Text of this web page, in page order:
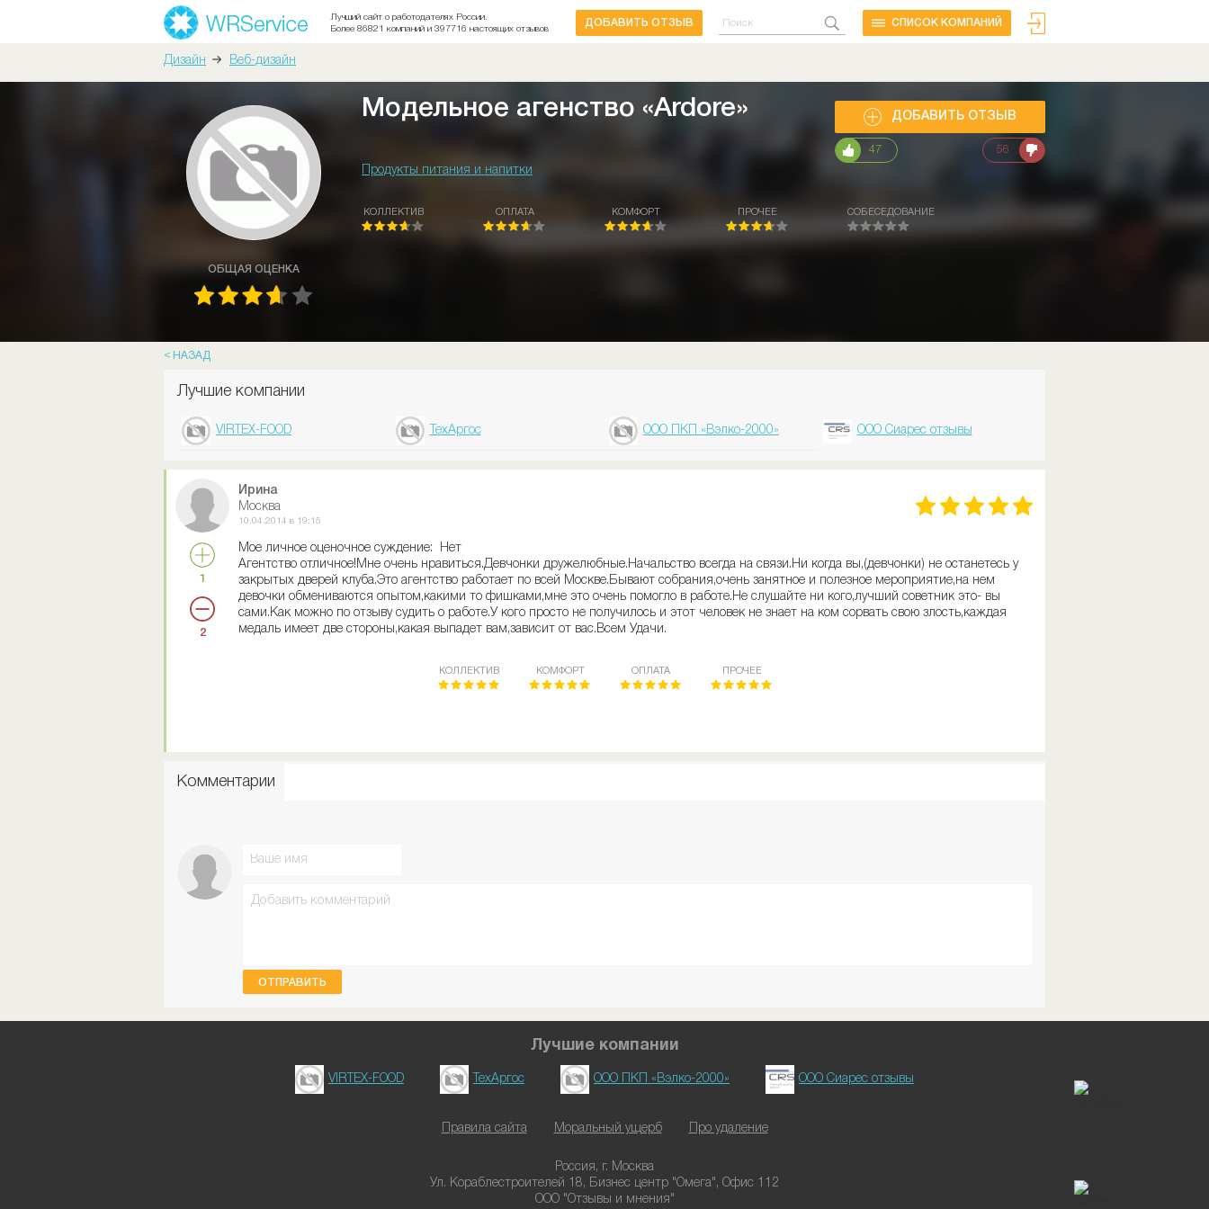
Лучший сайт о работодателях России.
Более 86821 компаний и 397716 настоящих отзывов
ДОБАВИТЬ ОТЗЫВ CПИСОК КОМПАНИЙ
Дизайн Веб-дизайн
ОБЩАЯ ОЦЕНКА
Модельное агенство «Ardore»
Продукты питания и напитки
ДОБАВИТЬ ОТЗЫВ
47 56
КОЛЛЕКТИВ ОПЛАТА КОМФОРТ ПРОЧЕЕ СОБЕСЕДОВАНИЕ
НАЗАД
Лучшие компании
VIRTEX-FOOD ТехАргос ООО ПКП «Вэлко-2000» ООО Сиарес отзывы
1
2
Ирина
Москва
10.04.2014 в 19:15
Мое личное оценочное суждение: Нет
Агентство отличное!Мне очень нравиться.Девчонки дружелюбные.Начальство всегда на связи.Ни когда вы,(девчонки) не останетесь у
закрытых дверей клуба.Это агентство работает по всей Москве.Бывают собрания,очень занятное и полезное мероприятие,на нем
девочки обмениваются опытом,какими то фишками,мне это очень помогло в работе.Не слушайте ни кого,лучший советник это- вы
сами.Как можно по отзыву судить о работе.У кого просто не получилось и этот человек не знает на ком сорвать свою злость,каждая
медаль имеет две стороны,какая выпадет вам,зависит от вас.Всем Удачи.
КОЛЛЕКТИВ КОМФОРТ ОПЛАТА ПРОЧЕЕ
Комментарии
ОТПРАВИТЬ
Лучшие компании
VIRTEX-FOOD ТехАргос ООО ПКП «Вэлко-2000» ООО Сиарес отзывы
Правила сайта Моральный ущерб Про удаление
Россия, г. Москва
Ул. Кораблестроителей 18, Бизнес центр "Омега", Офис 112
ООО "Отзывы и мнения"